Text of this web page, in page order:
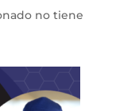
no tiene